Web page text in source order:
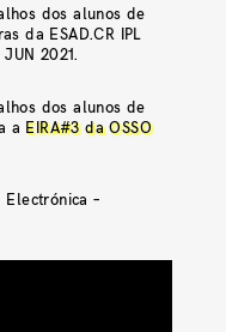
dos alunos de
da ESAD.CR IPL
JUN 2021.
dos alunos de
a EIRA#3 da OSSO
Electrónica –